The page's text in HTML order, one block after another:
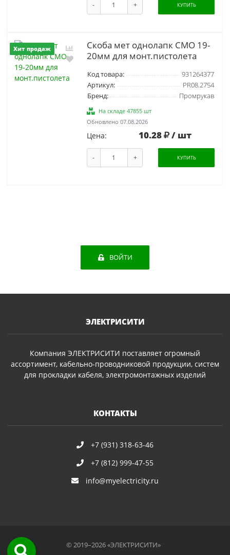
- + КУПИТЬ
Хит продаж
Скоба мет однолапк СМО 19-
20мм для монт.пистолета
Код товара:
931264377
Артикул:
PR08.2754
Бренд:
Промрукав
На складе 47855 шт
Обновлено 07.08.2026
Цена: 10.28 / шт
- + КУПИТЬ
ВОЙТИ
ЭЛЕКТРИСИТИ
Компания ЭЛЕКТРИСИТИ поставляет огромный
ассортимент, кабельно-проводниковой продукции, систем
для прокладки кабеля, электромонтажных изделий
КОНТАКТЫ
+7 (931) 318-63-46
+7 (812) 999-47-55
info@myelectricity.ru
© 2019–2026 «ЭЛЕКТРИСИТИ»